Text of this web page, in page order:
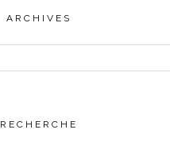
ARCHIVES
RECHERCHE